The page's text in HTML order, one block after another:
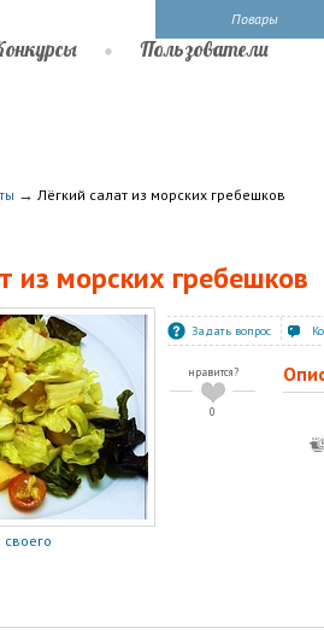
Повары
Пользователи
→ Лёгкий салат из морских гребешков
из морских гребешков
Задать вопрос
нравится?
0